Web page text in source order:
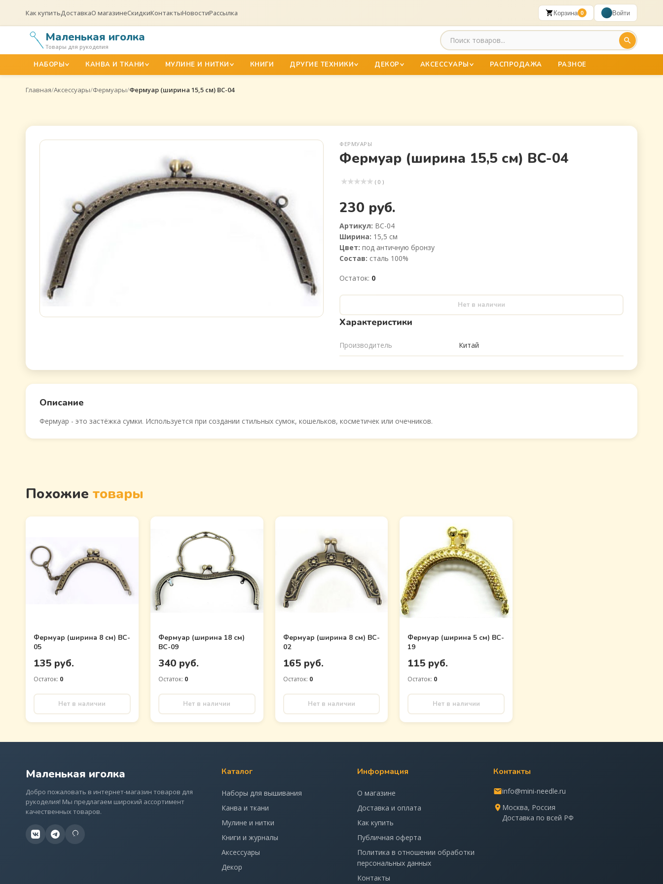
Как купитьДоставкаО магазинеСкидкиКонтактыНовостиРассылка Корзина 0 Войти
Маленькая иголка
Товары для рукоделия
НАБОРЫ КАНВА И ТКАНИ МУЛИНЕ И НИТКИ КНИГИ ДРУГИЕ ТЕХНИКИ ДЕКОР АКСЕССУАРЫ РАСПРОДАЖА РАЗНОЕ
Главная/Аксессуары/Фермуары/Фермуар (ширина 15,5 см) BC-04
ФЕРМУАРЫ
Фермуар (ширина 15,5 см) BC-04
( 0 )
230 руб.
Артикул: BC-04
Ширина: 15,5 см
Цвет: под античную бронзу
Состав: сталь 100%
Остаток: 0
Нет в наличии
Характеристики
Производитель Китай
Описание
Фермуар - это застёжка сумки. Используется при создании стильных сумок, кошельков, косметичек или очечников.
Похожие товары
Фермуар (ширина 8 см) BC-
05
135 руб.
Остаток: 0
Нет в наличии
Фермуар (ширина 18 см)
BC-09
340 руб.
Остаток: 0
Нет в наличии
Фермуар (ширина 8 см) BC-
02
165 руб.
Остаток: 0
Нет в наличии
Фермуар (ширина 5 см) BC-
19
115 руб.
Остаток: 0
Нет в наличии
Маленькая иголка
Добро пожаловать в интернет-магазин товаров для
рукоделия! Мы предлагаем широкий ассортимент
качественных товаров.
Каталог
Наборы для вышивания
Канва и ткани
Мулине и нитки
Книги и журналы
Аксессуары
Декор
Информация
О магазине
Доставка и оплата
Как купить
Публичная оферта
Политика в отношении обработки
персональных данных
Контакты
Контакты
info@mini-needle.ru
Москва, Россия
Доставка по всей РФ